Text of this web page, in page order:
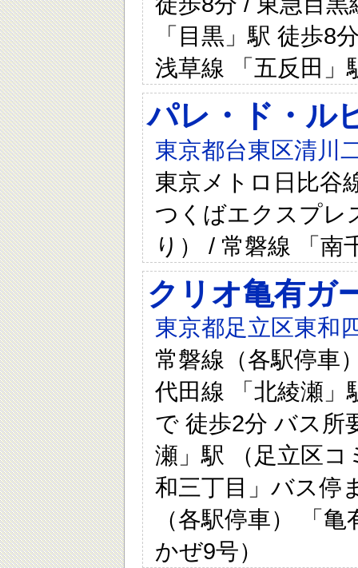
「目黒」駅 徒歩8
浅草線 「五反田」
パレ・ド・ル
東京都台東区清川
東京メトロ日比谷
つくばエクスプレ
り） / 常磐線 「南
クリオ亀有ガ
東京都足立区東和
常磐線（各駅停車
代田線 「北綾瀬」
で 徒歩2分 バス所
瀬」駅 （足立区
和三丁目」バス停
（各駅停車） 「
かぜ9号）